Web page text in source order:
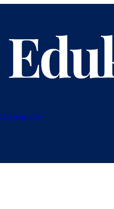
Для вчителів